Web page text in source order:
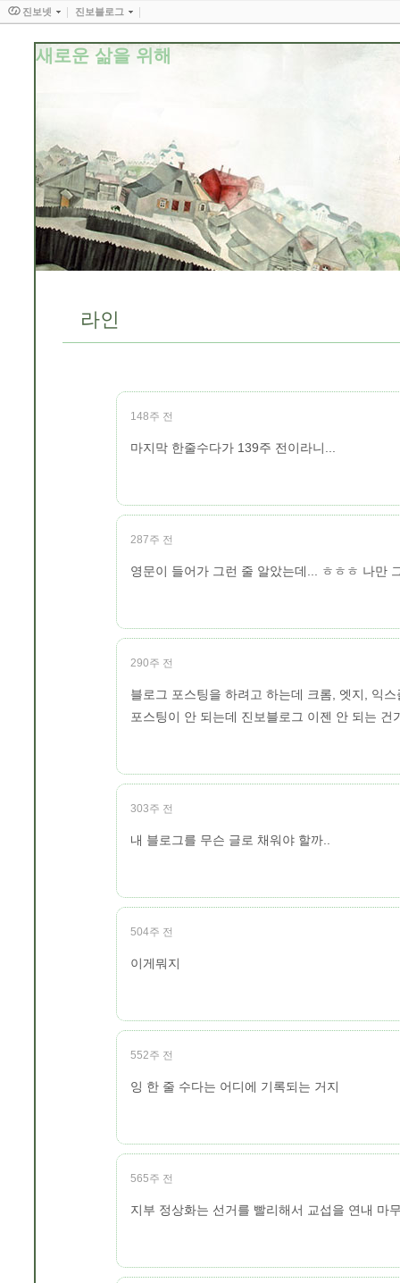
새로운 삶을 위해
라인
148주 전
마지막 한줄수다가 139주 전이라니...
287주 전
영문이 들어가 그런 줄 알았는데... ㅎㅎㅎ 나만
290주 전
블로그 포스팅을 하려고 하는데 크롬, 엣지, 익
포스팅이 안 되는데 진보블로그 이젠 안 되는 건
303주 전
내 블로그를 무슨 글로 채워야 할까..
504주 전
이게뭐지
552주 전
잉 한 줄 수다는 어디에 기록되는 거지
565주 전
지부 정상화는 선거를 빨리해서 교섭을 연내 마
진보넷 진보블로그